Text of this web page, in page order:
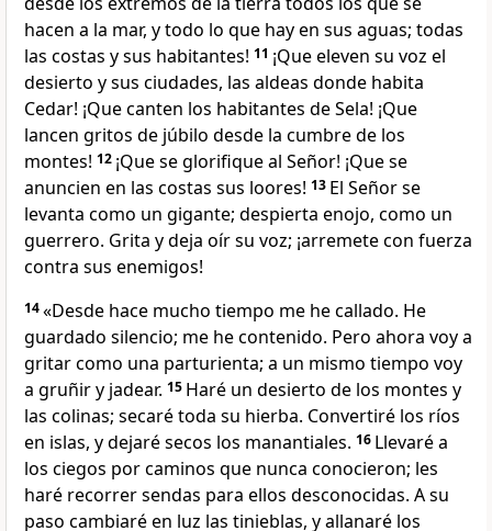
hacen a la mar, y todo lo que hay en sus aguas; todas
las costas y sus habitantes! 11 ¡Que eleven su voz el
desierto y sus ciudades, las aldeas donde habita
Cedar! ¡Que canten los habitantes de Sela! ¡Que
lancen gritos de júbilo desde la cumbre de los
montes! 12 ¡Que se glorifique al Señor! ¡Que se
anuncien en las costas sus loores! 13 El Señor se
levanta como un gigante; despierta enojo, como un
guerrero. Grita y deja oír su voz; ¡arremete con fuerza
contra sus enemigos!
14«Desde hace mucho tiempo me he callado. He
guardado silencio; me he contenido. Pero ahora voy a
gritar como una parturienta; a un mismo tiempo voy
a gruñir y jadear. 15 Haré un desierto de los montes y
las colinas; secaré toda su hierba. Convertiré los ríos
en islas, y dejaré secos los manantiales. 16 Llevaré a
los ciegos por caminos que nunca conocieron; les
haré recorrer sendas para ellos desconocidas. A su
paso cambiaré en luz las tinieblas, y allanaré los